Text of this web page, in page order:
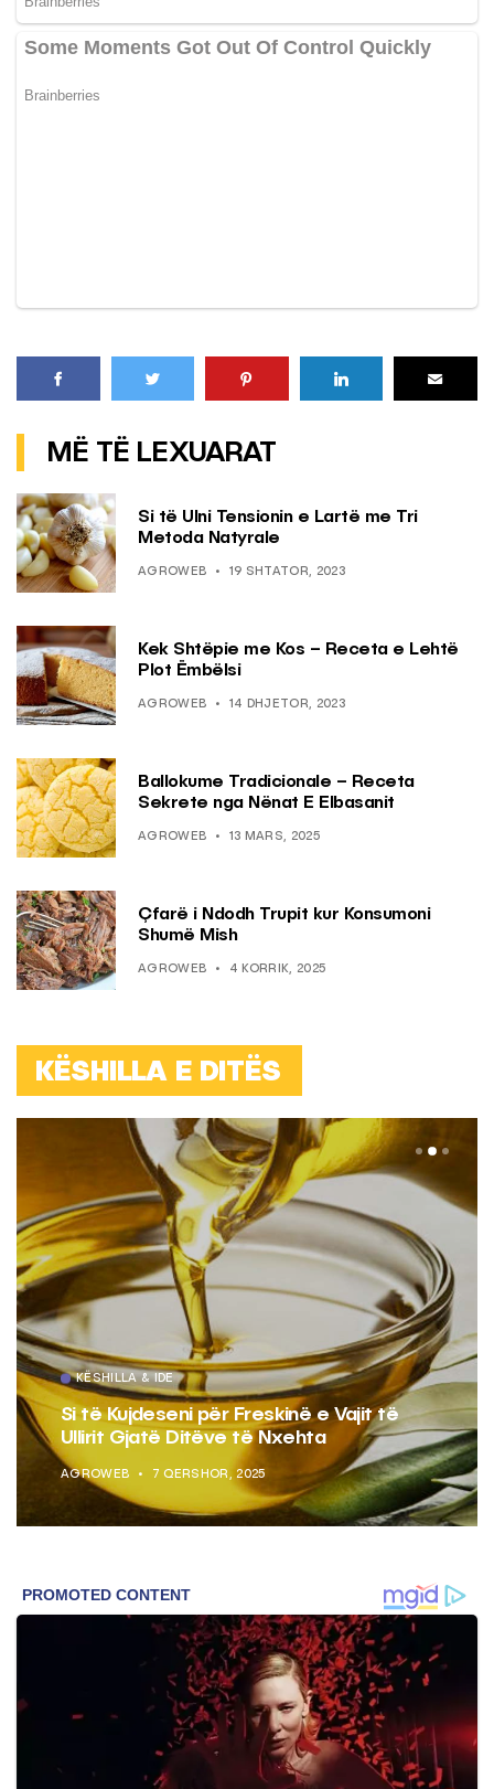
MË TË LEXUARAT
Si të Ulni Tensionin e Lartë me Tri
Metoda Natyrale
AGROWEB 19 SHTATOR, 2023
Kek Shtëpie me Kos – Receta e Lehtë
Plot Ëmbëlsi
AGROWEB 14 DHJETOR, 2023
Ballokume Tradicionale – Receta
Sekrete nga Nënat E Elbasanit
AGROWEB 13 MARS, 2025
Çfarë i Ndodh Trupit kur Konsumoni
Shumë Mish
AGROWEB 4 KORRIK, 2025
KËSHILLA E DITËS
KËSHILLA & IDE
Si të Kujdeseni për Freskinë e Vajit të
Ullirit Gjatë Ditëve të Nxehta
AGROWEB 7 QERSHOR, 2025